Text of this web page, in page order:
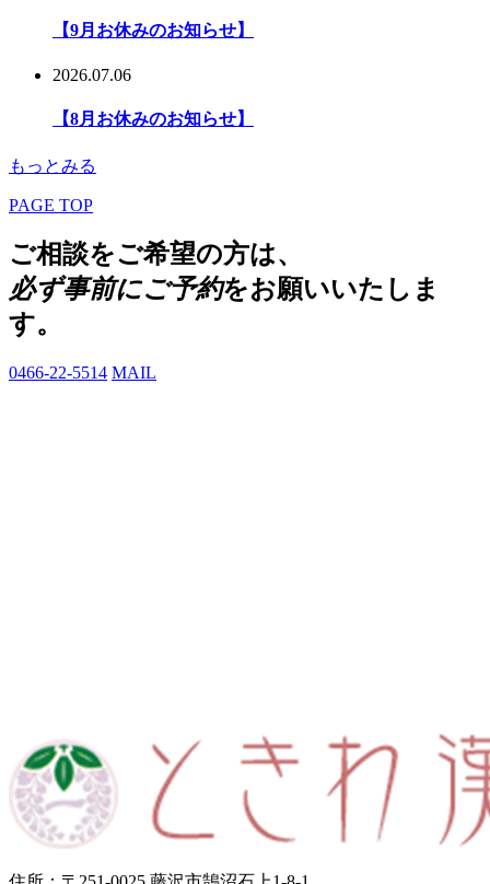
【9月お休みのお知らせ】
2026.07.06
【8月お休みのお知らせ】
もっとみる
PAGE TOP
ご相談をご希望の方は、
必ず事前にご予約をお願いいたしま
す。
0466-22-5514 MAIL